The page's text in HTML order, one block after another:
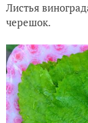
Листья
черешок.